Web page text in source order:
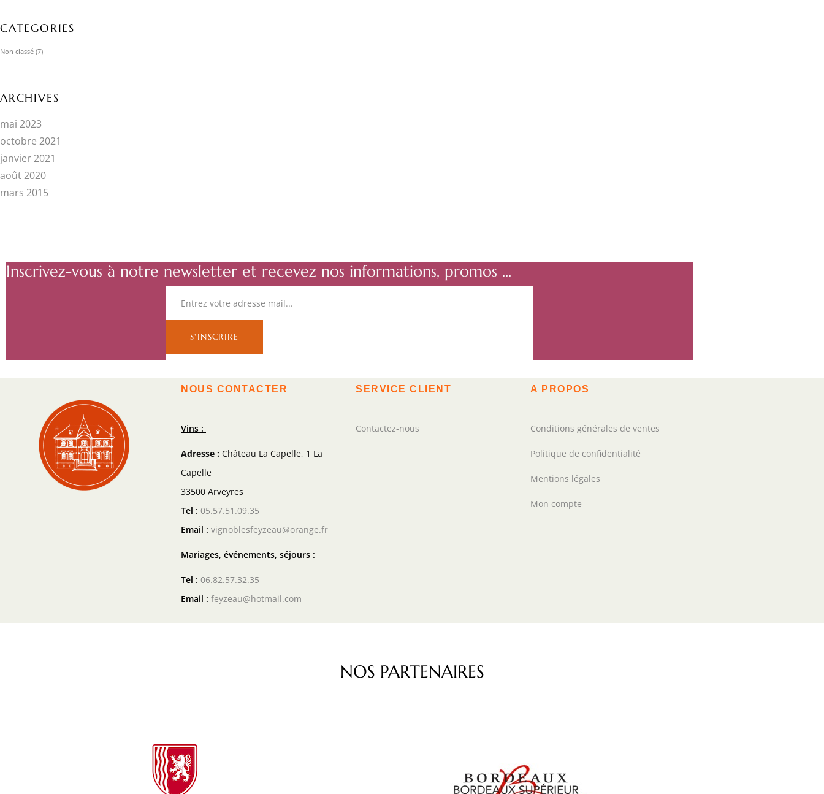
CATEGORIES
Non classé (7)
ARCHIVES
mai 2023
octobre 2021
janvier 2021
août 2020
mars 2015
Inscrivez-vous à notre newsletter et recevez nos informations, promos ...
NOUS CONTACTER
Vins :
Adresse : Château La Capelle, 1 La
Capelle
33500 Arveyres
Tel : 05.57.51.09.35
Email : vignoblesfeyzeau@orange.fr
Mariages, événements, séjours :
Tel : 06.82.57.32.35
Email : feyzeau@hotmail.com
SERVICE CLIENT
Contactez-nous
A PROPOS
Conditions générales de ventes
Politique de confidentialité
Mentions légales
Mon compte
NOS PARTENAIRES